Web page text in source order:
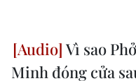
Vì sao
Minh đóng cửa